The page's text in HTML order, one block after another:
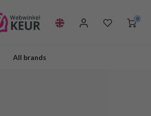
0
All brands